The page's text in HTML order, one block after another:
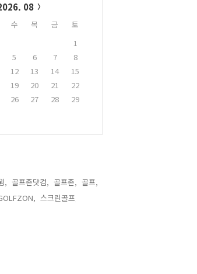
08
수 목 금
토
1
5 6 7
8
12 13 14
15
19 20 21
22
26 27 28
29
, 골프존닷컴, 골프존, 골프,
스크린골프,